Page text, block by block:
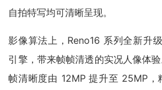
自拍特写均可清晰呈现。
影像算法上，Reno16 系列全新升
引擎，带来帧帧清透的实况人像体
帧清晰度由 12MP 提升至 25MP，